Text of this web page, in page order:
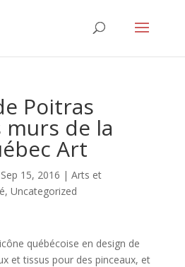
Poitras
de la
Art
Sep 15, 2016 | Arts et
, Uncategorized
québécoise en design de
et tissus pour des pinceaux, et